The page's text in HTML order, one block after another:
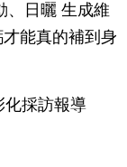
、日曬 生成維
能真的補到身
化採訪報導